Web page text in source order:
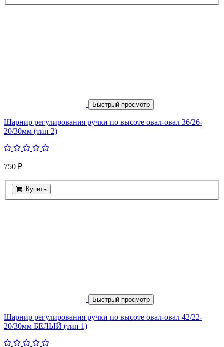
Быстрый просмотр
Шарнир регулирования ручки по высоте овал-овал 36/26-
20/30мм (тип 2)
750 ₽
Купить
Быстрый просмотр
Шарнир регулирования ручки по высоте овал-овал 42/22-
20/30мм БЕЛЫЙ (тип 1)